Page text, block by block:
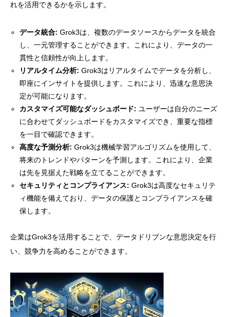
れを活用できるかを示します。
データ統合: Grok3は、複数のデータソースからデータを統合
し、一元管理することができます。これにより、データの一
貫性と信頼性が向上します。
リアルタイム分析: Grok3はリアルタイムでデータを分析し、
即座にインサイトを提供します。これにより、迅速な意思決
定が可能になります。
カスタマイズ可能なダッシュボード: ユーザーは自分のニーズ
に合わせてダッシュボードをカスタマイズでき、重要な指標
を一目で確認できます。
高度な予測分析: Grok3は機械学習アルゴリズムを使用して、
将来のトレンドやパターンを予測します。これにより、企業
は先を見据えた戦略を立てることができます。
セキュリティとコンプライアンス: Grok3は高度なセキュリテ
ィ機能を備えており、データの保護とコンプライアンスを確
保します。
企業はGrok3を活用することで、データドリブンな意思決定を行
い、競争力を高めることができます。